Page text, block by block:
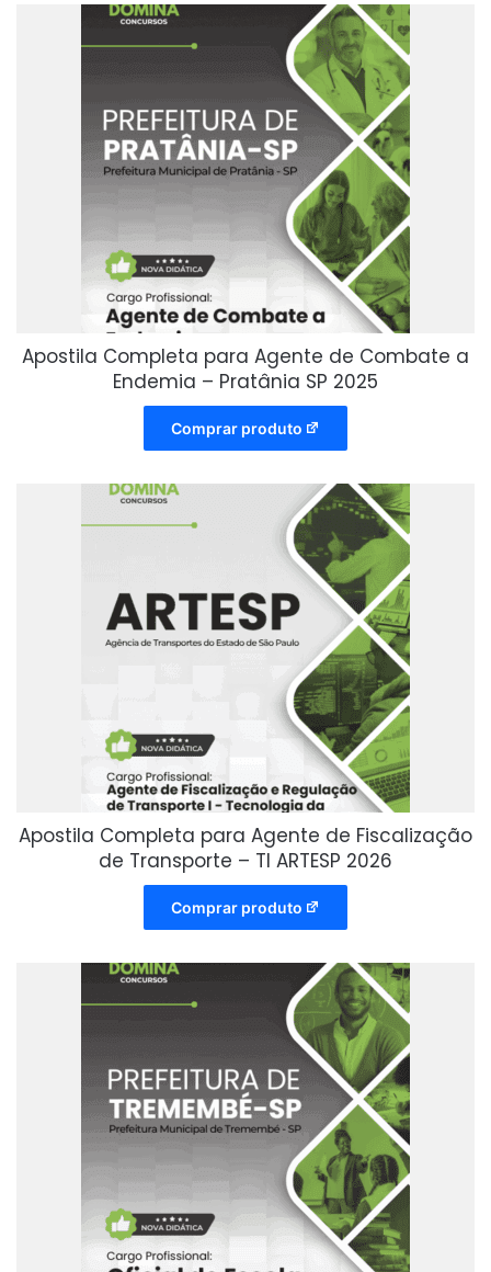
Apostila Completa para Agente de Combate a
Endemia – Pratânia SP 2025
Comprar produto
Apostila Completa para Agente de Fiscalização
de Transporte – TI ARTESP 2026
Comprar produto